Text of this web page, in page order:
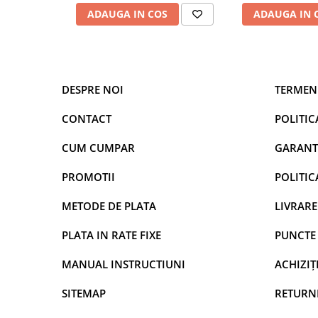
Stabilitate Garantata
Există 6 coloane de aer in acest guler cervical. În timpul
ușor. Cu o pompă de aer detașabilă pentru inflație stabilă
bretelei gâtului, iar butonul din spate ajustează
ADAUGA IN COS ADAUGA IN
DESPRE NOI
CONTACT
CUM CUMPAR
PROMOTII
METODE DE PLATA
PLATA IN RATE FIXE
MANUAL INSTRUCTIUNI
SITEMAP
LIVRARE